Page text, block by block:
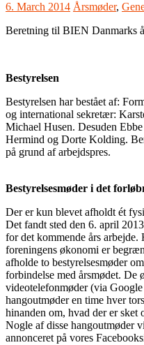
6. March 2014 Årsmøder,
Beretning til BIEN Danmarks
Bestyrelsen
Bestyrelsen har bestået af:
og international sekretær:
Michael Husen. Desuden
Hermind og Dorte Kolding.
på grund af arbejdspres.
Bestyrelsesmøder i det
Der er kun blevet afholdt ét
Det fandt sted den 6. april
for det kommende års arbejde.
foreningens økonomi er
afholde to bestyrelsesmøder
forbindelse med årsmødet. De
videotelefonmøder (via
hangoutmøder en time hver
hinanden om, hvad der er
Nogle af disse hangoutmøder
annonceret på vores